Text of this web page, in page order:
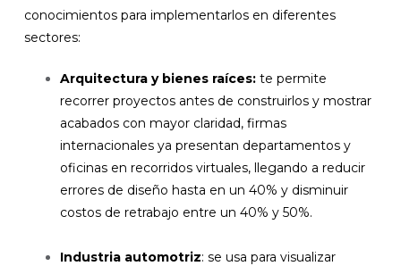
conocimientos para implementarlos en diferentes
sectores:
Arquitectura y bienes raíces: te permite
recorrer proyectos antes de construirlos y mostrar
acabados con mayor claridad, firmas
internacionales ya presentan departamentos y
oficinas en recorridos virtuales, llegando a reducir
errores de diseño hasta en un 40% y disminuir
costos de retrabajo entre un 40% y 50%.
Industria automotriz: se usa para visualizar